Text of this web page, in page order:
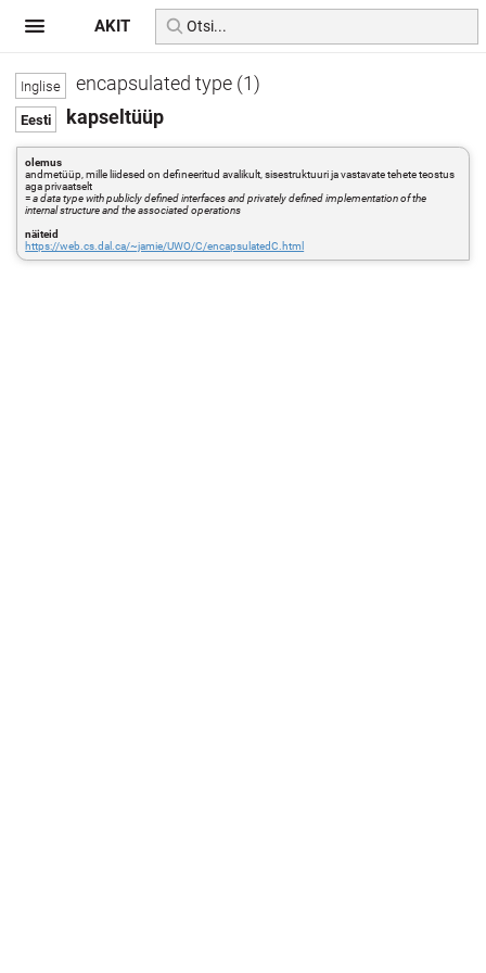
encapsulated type (1)
kapseltüüp
olemus
andmetüüp, mille liidesed on defineeritud avalikult, sisestruktuuri ja vastavate tehete teostus
aga privaatselt
=a data type with publicly defined interfaces and privately defined implementation of the
internal structure and the associated operations
näiteid
https://web.cs.dal.ca/~jamie/UWO/C/encapsulatedC.html
AKIT